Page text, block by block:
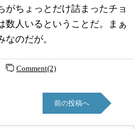
がちょっとだけ詰まったチョ
数人いるということだ。まぁ
なのだが。
Comment(2)
前の投稿へ